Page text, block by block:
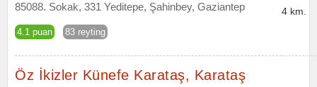
85088. Sokak, 331 Yeditepe, Şahinbey, Gaziantep
4.1 puan 83 reyting
4 km.
Öz İkizler Künefe Karataş, Karataş